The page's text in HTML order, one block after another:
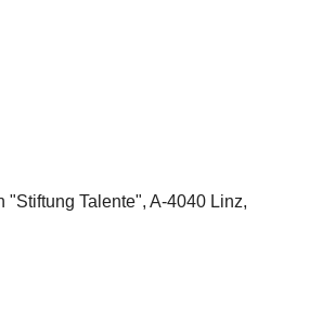
"Stiftung Talente", A-4040 Linz,